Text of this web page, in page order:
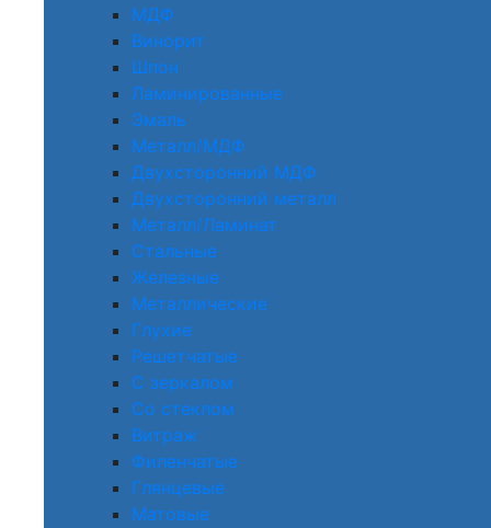
МДФ
Винорит
Шпон
Ламинированные
Эмаль
Металл/МДФ
Двухсторонний МДФ
Двухсторонний металл
Металл/Ламинат
Стальные
Железные
Металлические
Глухие
Решетчатые
С зеркалом
Со стеклом
Витраж
Филенчатые
Глянцевые
Матовые